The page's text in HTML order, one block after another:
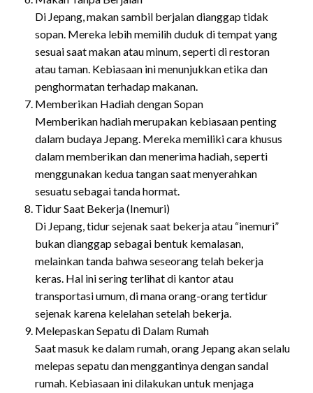
Di Jepang, makan sambil berjalan dianggap tidak
sopan. Mereka lebih memilih duduk di tempat yang
sesuai saat makan atau minum, seperti di restoran
atau taman. Kebiasaan ini menunjukkan etika dan
penghormatan terhadap makanan.
Memberikan Hadiah dengan Sopan
Memberikan hadiah merupakan kebiasaan penting
dalam budaya Jepang. Mereka memiliki cara khusus
dalam memberikan dan menerima hadiah, seperti
menggunakan kedua tangan saat menyerahkan
sesuatu sebagai tanda hormat.
Tidur Saat Bekerja (Inemuri)
Di Jepang, tidur sejenak saat bekerja atau “inemuri”
bukan dianggap sebagai bentuk kemalasan,
melainkan tanda bahwa seseorang telah bekerja
keras. Hal ini sering terlihat di kantor atau
transportasi umum, di mana orang-orang tertidur
sejenak karena kelelahan setelah bekerja.
Melepaskan Sepatu di Dalam Rumah
Saat masuk ke dalam rumah, orang Jepang akan selalu
melepas sepatu dan menggantinya dengan sandal
rumah. Kebiasaan ini dilakukan untuk menjaga